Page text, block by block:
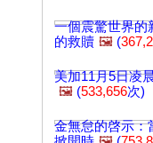
一個震驚世界的
的救贖 🖼️ (
美加11月5日凌
🖼️ (533,656次)
金無怠的啓示：